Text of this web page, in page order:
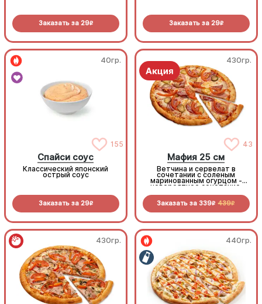
Заказать за 29R Заказать за 29R
40гр.
155
Спайси соус
Классический японский
острый соус
Заказать за 29R
430гр.
43
Мафия 25 см
Ветчина и сервелат в
сочетании с соленым
маринованным огурцом -
невероятное сочетание,
попробовать!
Заказать за 339R 439R
430гр. 440гр.